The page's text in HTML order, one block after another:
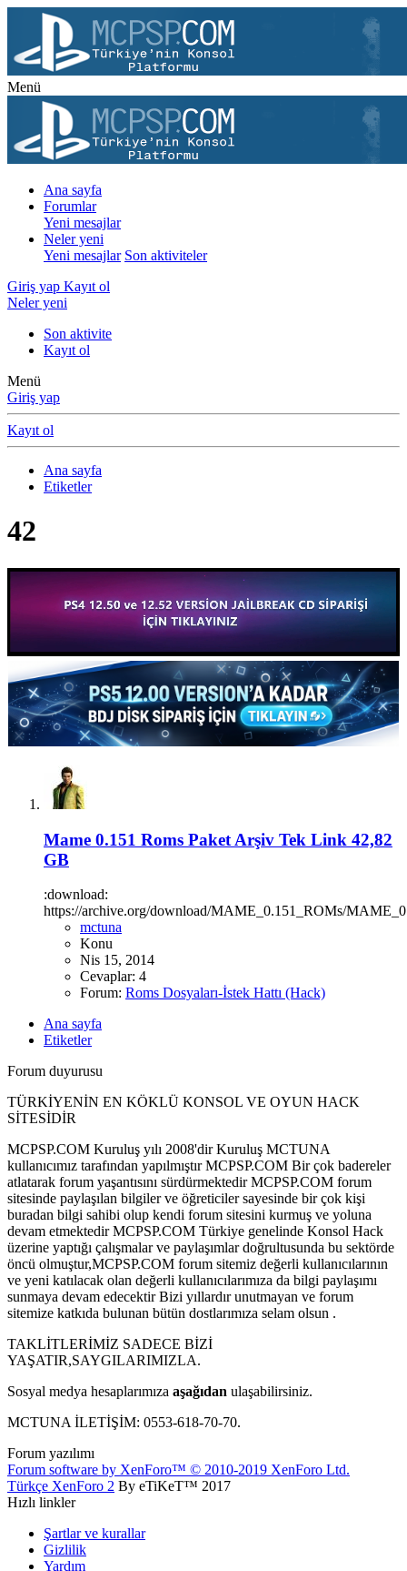
Menü
Ana sayfa
Forumlar
Yeni mesajlar
Neler yeni
Yeni mesajlar Son aktiviteler
Giriş yap Kayıt ol
Neler yeni
Son aktivite
Kayıt ol
Menü
Giriş yap
Kayıt ol
Ana sayfa
Etiketler
42
Mame 0.151 Roms Paket Arşiv Tek Link 42,82
GB
:download:
https://archive.org/download/MAME_0.151_ROMs/
mctuna
Konu
Nis 15, 2014
Cevaplar: 4
Forum: Roms Dosyaları-İstek Hattı (Hack)
Ana sayfa
Etiketler
Forum duyurusu
TÜRKİYENİN EN KÖKLÜ KONSOL VE OYUN HACK
SİTESİDİR
MCPSP.COM Kuruluş yılı 2008'dir Kuruluş MCTUNA
kullanıcımız tarafından yapılmıştır MCPSP.COM Bir çok badereler
atlatarak forum yaşantısını sürdürmektedir MCPSP.COM forum
sitesinde paylaşılan bilgiler ve öğreticiler sayesinde bir çok kişi
buradan bilgi sahibi olup kendi forum sitesini kurmuş ve yoluna
devam etmektedir MCPSP.COM Türkiye genelinde Konsol Hack
üzerine yaptığı çalışmalar ve paylaşımlar doğrultusunda bu sektörde
öncü olmuştur,MCPSP.COM forum sitemiz değerli kullanıcılarının
ve yeni katılacak olan değerli kullanıcılarımıza da bilgi paylaşımı
sunmaya devam edecektir Bizi yıllardır unutmayan ve forum
sitemize katkıda bulunan bütün dostlarımıza selam olsun .
TAKLİTLERİMİZ SADECE BİZİ
YAŞATIR,SAYGILARIMIZLA.
Sosyal medya hesaplarımıza aşağıdan ulaşabilirsiniz.
MCTUNA İLETİŞİM: 0553-618-70-70.
Forum yazılımı
Forum software by XenForo™ © 2010-2019 XenForo Ltd.
Türkçe XenForo 2 By eTiKeT™ 2017
Hızlı linkler
Şartlar ve kurallar
Gizlilik
Yardım